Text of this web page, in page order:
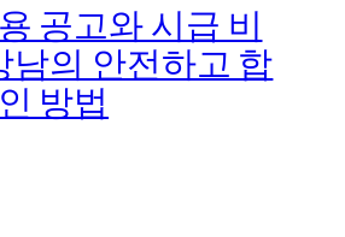
공고와 시급 비
남의 안전하고 합
방법